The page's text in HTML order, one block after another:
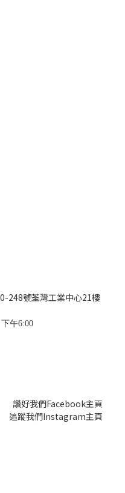
248號荃灣工業中心21樓
午6:00
讚好我們Facebook主頁
追蹤我們Instagram主頁